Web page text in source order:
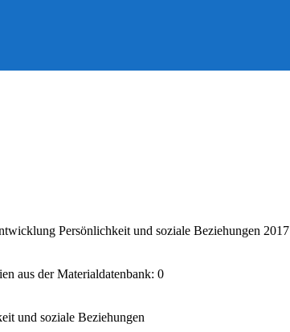
Persönlichkeit und soziale Beziehungen 2017
aus der Materialdatenbank: 0
und soziale Beziehungen